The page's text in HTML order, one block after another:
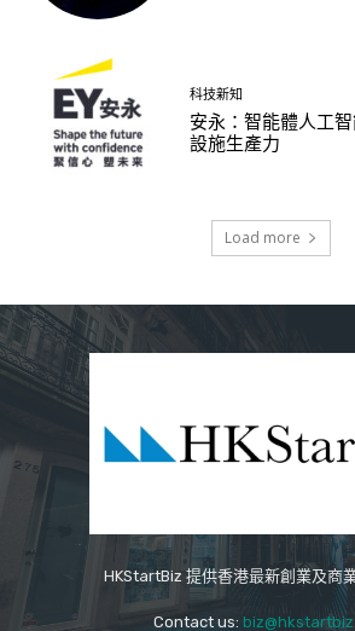
科技新知
安永：智能體人工
設施生產力
Load more
HKStartBiz 提供香港最新創業及商
Contact us: